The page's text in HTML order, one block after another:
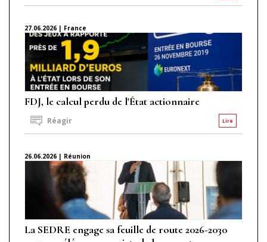
27.06.2026 | France
FDJ, le calcul perdu de l'État actionnaire
Lire
Réagir
26.06.2026 | Réunion
La SEDRE engage sa feuille de route 2026-2030